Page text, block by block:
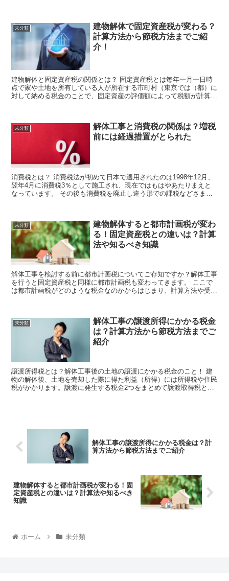
未分類
建物解体で固定資産税が変わる？
計算方法から節税方法までご紹
介！
建物解体と固定資産税の関係とは？ 固定資産税とは毎年一月一日時
点で家や土地を所有している人が所在する市町村（東京では（都）に
対して納める税金のことで、固定資産の評価額によって税額が計算さ
未分類
解体工事と消費税の関係は？増税
前には経過措置がとられた
消費税とは？ 消費税法が初めて日本で適用されたのは1998年12月、
翌年4月に消費税3％として施工され、現在ではもはやあたりまえと
なっています。 その後も消費税を廃止し違う形での課税などさまざ
未分類
建物解体すると都市計画税が変わ
る！固定資産税との違いは？計算
法や知るべき知識
解体工事を検討する前に都市計画税についてご存知ですか？解体工事
を行うと固定資産税と同様に都市計画税も変わってきます。 ここで
は都市計画税がどのような税金なのかからはじまり、計算方法や受け
未分類
解体工事の譲渡所得にかかる税金
は？計算方法から節税方法までご
紹介
譲渡所得税とは？解体工事後の土地の譲渡にかかる税金のこと！ 建
物の解体後、土地を売却した際に得た利益（所得）には所得税や住民
税がかかります。譲渡に発生する税金2つをまとめて譲渡取得税とい
解体工事の譲渡所得にかかる税金は？計
算方法から節税方法までご紹介
建物解体すると都市計画税が変わる！固
定資産税との違いは？計算法や知るべき
知識
ホーム 未分類